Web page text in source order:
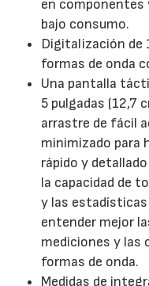
en componentes
bajo consumo.
Digitalización de
formas de onda
Una pantalla
5 pulgadas (12,7
arrastre de fácil
minimizado para
rápido y
la capacidad de
y las
entender mejor
mediciones y las
formas de onda.
Medidas de